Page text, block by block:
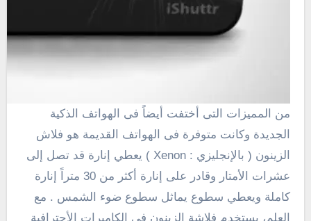
من المميزات التى أختفت أيضاً فى الهواتف الذكية
الجديدة وكانت متوفرة فى الهواتف القديمة هو فلاش
الزينون ( بالإنجليزي : Xenon ) يعطي إنارة قد تصل إلى
عشرات الأمتار وقادر على إنارة أكثر من 30 متراً إنارة
كاملة ويعطي سطوع يماثل سطوع ضوء الشمس . مع
العلم، يستخدم فلاشة الزينون فى الكاميرات الأحترافية